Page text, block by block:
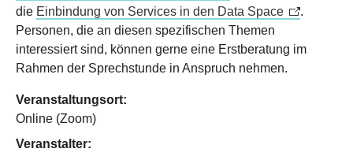
die Einbindung von Services in den Data Space
.
Personen, die an diesen spezifischen Themen
interessiert sind, können gerne eine Erstberatung im
Rahmen der Sprechstunde in Anspruch nehmen.
Veranstaltungsort:
Online (Zoom)
Veranstalter: